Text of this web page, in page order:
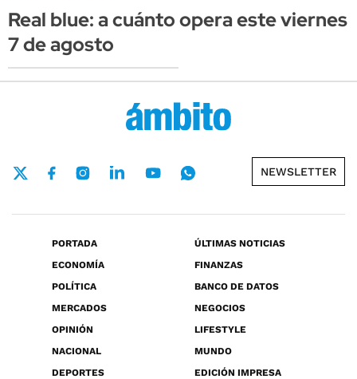
Real blue: a cuánto opera este viernes
7 de agosto
NEWSLETTER
PORTADA
ÚLTIMAS NOTICIAS
ECONOMÍA
FINANZAS
POLÍTICA
BANCO DE DATOS
MERCADOS
NEGOCIOS
OPINIÓN
LIFESTYLE
NACIONAL
MUNDO
DEPORTES
EDICIÓN IMPRESA